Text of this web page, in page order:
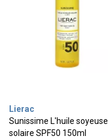
Lierac
Sunissime L'huile soyeuse
solaire SPF50 150ml